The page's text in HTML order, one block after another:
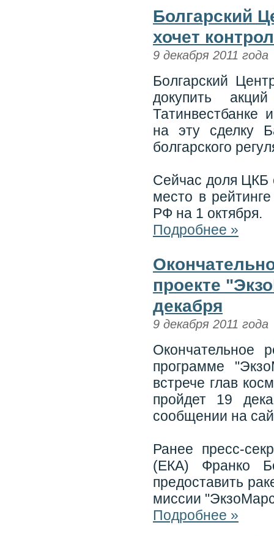
Болгарский
хочет
9 декабря 2011 года
Болгарский
докупить
Татинвестбанке
на эту сделку
болгарского
Сейчас доля ЦКБ
место в
РФ на 1 октября.
Подробнее »
проекте
декабря
9 декабря 2011 года
Окончательное
программе
встрече глав
пройдет 19
сообщении на
Ранее пресс-
(ЕКА) Франко
предоставить
миссии
Подробнее »